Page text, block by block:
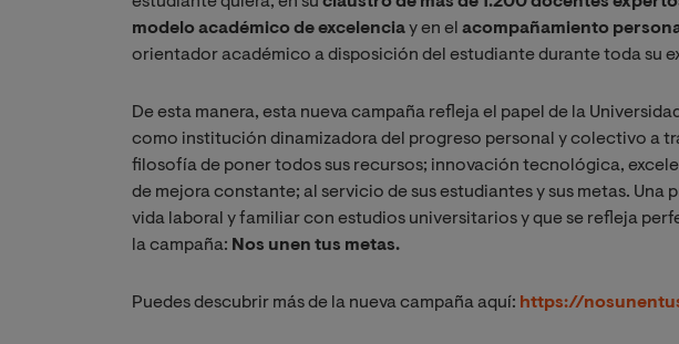
modelo académico de excelenciay en el acompañamiento
orientador académico a disposición del estudiante durante toda su
De esta manera, esta nueva campaña refleja el papel de la
como institución dinamizadora del progreso personal y colectivo a
filosofía de poner todos sus recursos; innovación tecnológica,
de mejora constante; al servicio de sus estudiantes y sus metas.
vida laboral y familiar con estudios universitarios y que se refleja
la campaña: Nos unen tus metas.
Puedes descubrir más de la nueva campaña aquí: https://